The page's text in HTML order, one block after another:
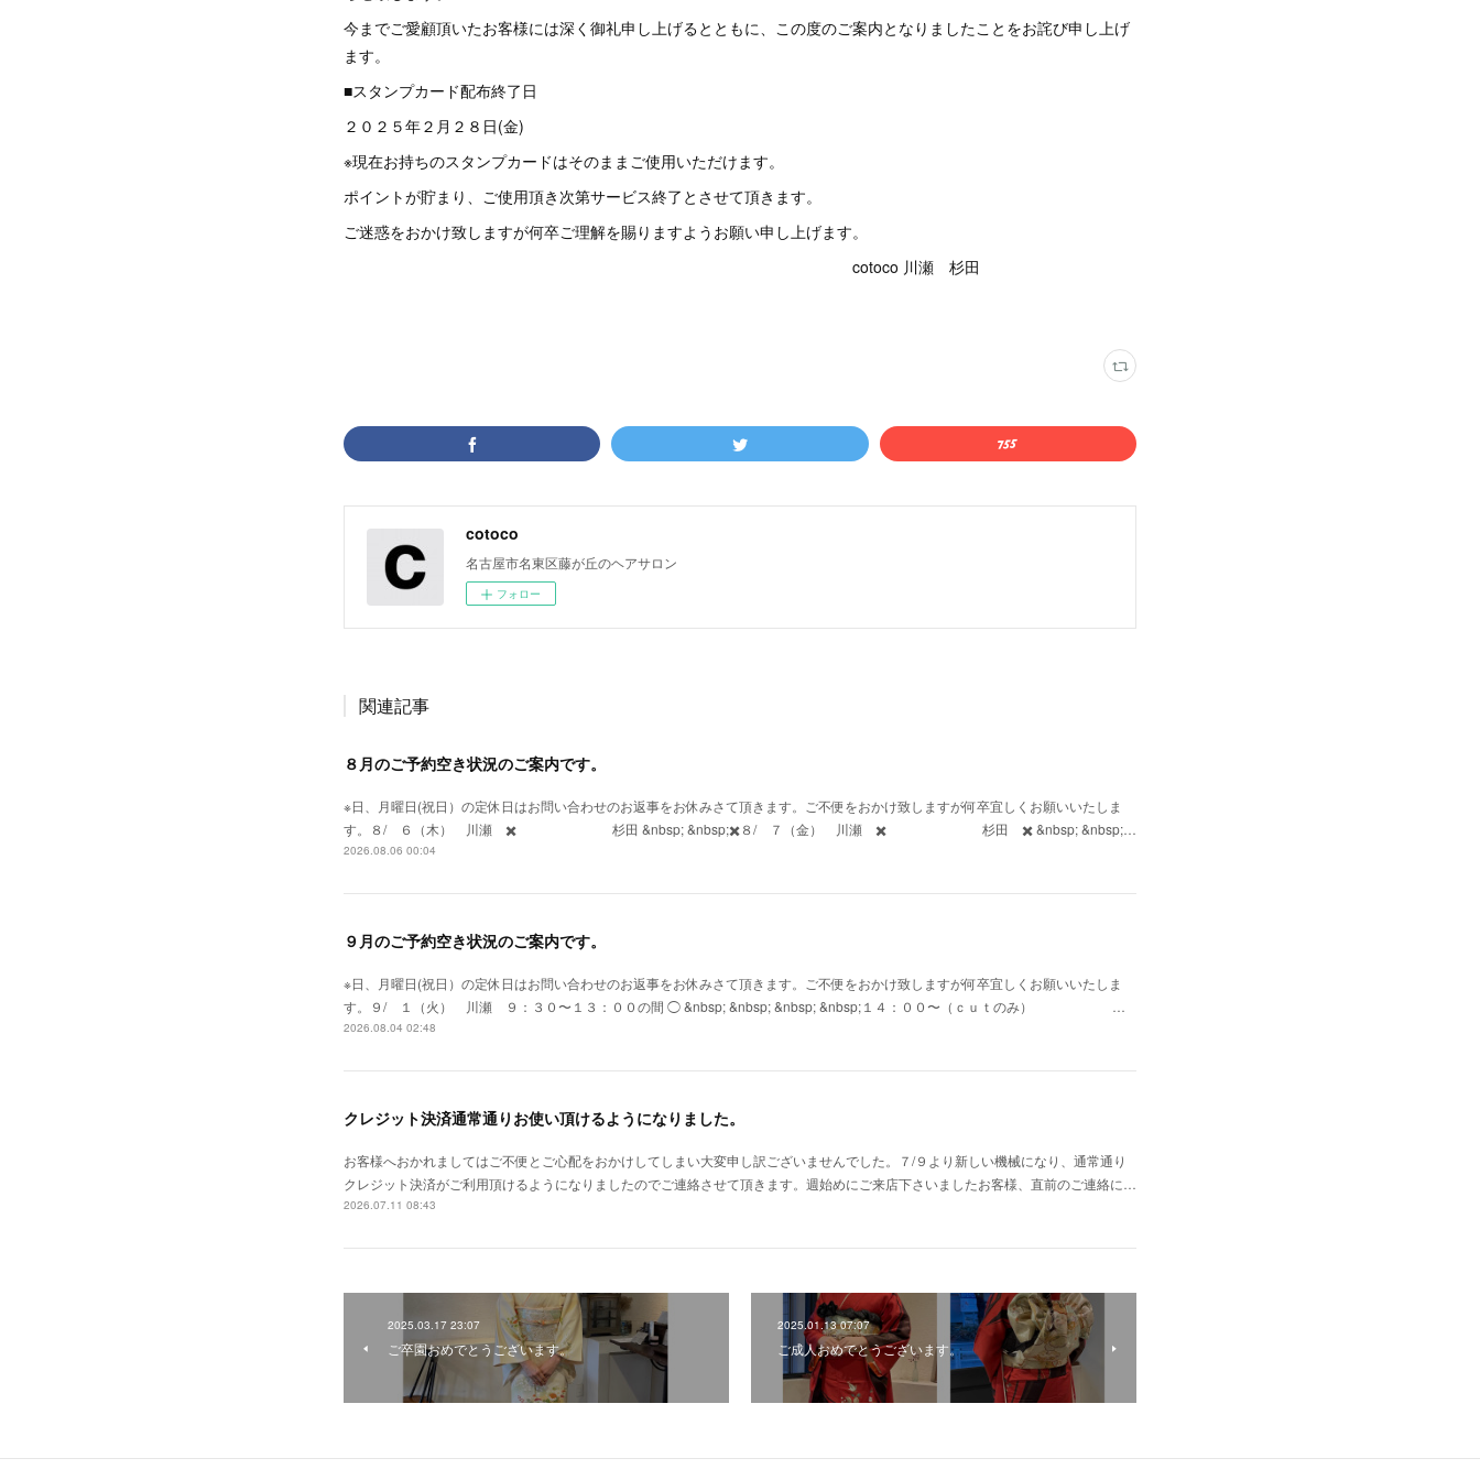
今までご愛顧頂いたお客様には深く御礼申し上げるとともに、この度のご案内となりましたことをお詫び申し上げ
ます。
■スタンプカード配布終了日
２０２５年２月２８日(金)
※現在お持ちのスタンプカードはそのままご使用いただけます。
ポイントが貯まり、ご使用頂き次第サービス終了とさせて頂きます。
ご迷惑をおかけ致しますが何卒ご理解を賜りますようお願い申し上げます。
cotoco 川瀬 杉田
cotoco
名古屋市名東区藤が丘のヘアサロン
フォロー
関連記事
８月のご予約空き状況のご案内です。
※日、月曜日(祝日）の定休日はお問い合わせのお返事をお休みさて頂きます。ご不便をおかけ致しますが何卒宜しくお願いいたしま
す。８/ ６（木） 川瀬 ✖️ 杉田 &nbsp; &nbsp;✖️８/ ７（金） 川瀬 ✖️ 杉田 ✖️ &nbsp; &nbsp;…
2026.08.06 00:04
９月のご予約空き状況のご案内です。
※日、月曜日(祝日）の定休日はお問い合わせのお返事をお休みさて頂きます。ご不便をおかけ致しますが何卒宜しくお願いいたしま
す。９/ １（火） 川瀬 ９：３０〜１３：００の間 ◯ &nbsp; &nbsp; &nbsp; &nbsp;１４：００〜（ｃｕｔのみ） …
2026.08.04 02:48
クレジット決済通常通りお使い頂けるようになりました。
お客様へおかれましてはご不便とご心配をおかけしてしまい大変申し訳ございませんでした。７/９より新しい機械になり、通常通り
クレジット決済がご利用頂けるようになりましたのでご連絡させて頂きます。週始めにご来店下さいましたお客様、直前のご連絡に…
2026.07.11 08:43
2025.03.17 23:07
ご卒園おめでとうございます。
2025.01.13 07:07
ご成人おめでとうございます。